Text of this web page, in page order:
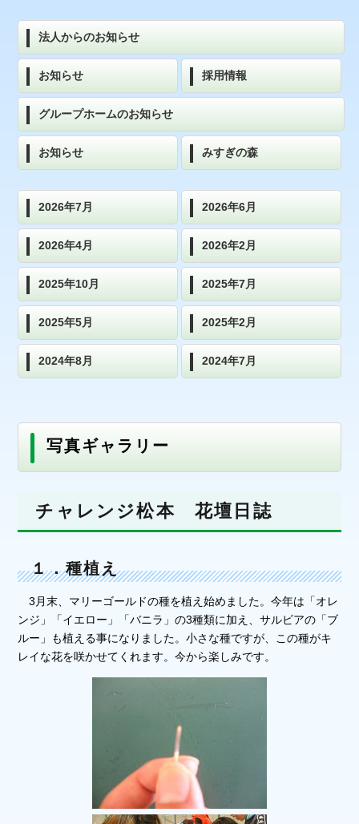
法人からのお知らせ
お知らせ 採用情報
グループホームのお知らせ
お知らせ みすぎの森
2026年7月 2026年6月
2026年4月 2026年2月
2025年10月 2025年7月
2025年5月 2025年2月
2024年8月 2024年7月
写真ギャラリー
チャレンジ松本 花壇日誌
１．種植え
3月末、マリーゴールドの種を植え始めました。今年は「オレ
ンジ」「イエロー」「バニラ」の3種類に加え、サルビアの「ブ
ルー」も植える事になりました。小さな種ですが、この種がキ
レイな花を咲かせてくれます。今から楽しみです。